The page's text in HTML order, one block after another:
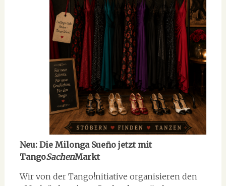
Neu: Die Milonga Sueño jetzt mit
TangoSachenMarkt
Wir von der Tango!nitiative organisieren den